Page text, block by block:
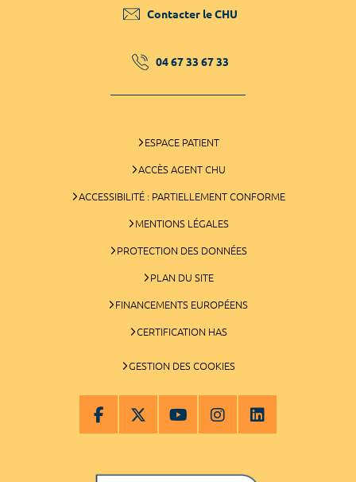
Contacter le CHU
04 67 33 67 33
ESPACE PATIENT
ACCÈS AGENT CHU
ACCESSIBILITÉ : PARTIELLEMENT CONFORME
MENTIONS LÉGALES
PROTECTION DES DONNÉES
PLAN DU SITE
FINANCEMENTS EUROPÉENS
CERTIFICATION HAS
GESTION DES COOKIES